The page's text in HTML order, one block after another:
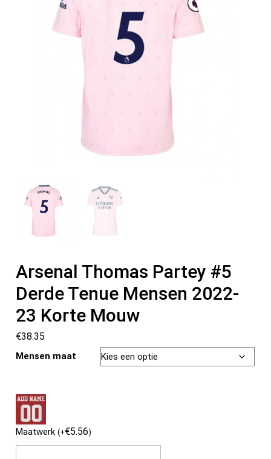
Arsenal Thomas Partey #5
Derde Tenue Mensen 2022-
23 Korte Mouw
€38.35
Mensen maat
Maatwerk(+€5.56)